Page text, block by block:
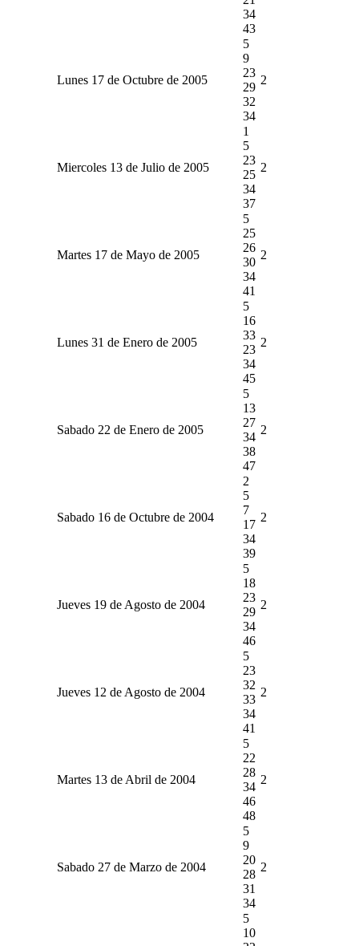
34
43
Lunes 17 de Octubre de 2005
5
9
23
29
32
34
2
Miercoles 13 de Julio de 2005
1
5
23
25
34
37
2
Martes 17 de Mayo de 2005
5
25
26
30
34
41
2
Lunes 31 de Enero de 2005
5
16
33
23
34
45
2
Sabado 22 de Enero de 2005
5
13
27
34
38
47
2
Sabado 16 de Octubre de 2004
2
5
7
17
34
39
2
Jueves 19 de Agosto de 2004
5
18
23
29
34
46
2
Jueves 12 de Agosto de 2004
5
23
32
33
34
41
2
Martes 13 de Abril de 2004
5
22
28
34
46
48
2
Sabado 27 de Marzo de 2004
5
9
20
28
31
34
2
5
10